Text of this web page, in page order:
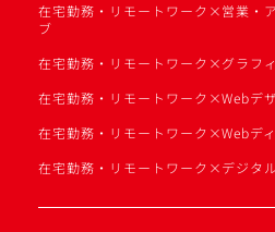
在宅勤務・リモートワーク×営業・
ブ
在宅勤務・リモートワーク×グラフ
在宅勤務・リモートワーク×Webデ
在宅勤務・リモートワーク×Webデ
在宅勤務・リモートワーク×デジタ